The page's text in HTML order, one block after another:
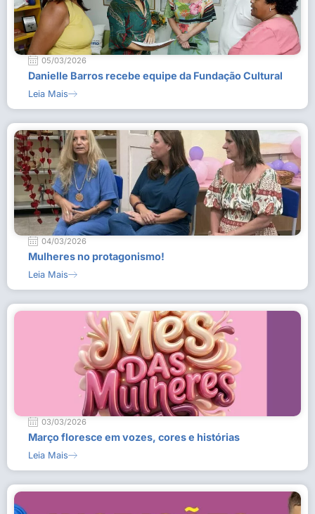
05/03/2026
Danielle Barros recebe equipe da Fundação Cultural
Leia Mais
04/03/2026
Mulheres no protagonismo!
Leia Mais
03/03/2026
Março floresce em vozes, cores e histórias
Leia Mais